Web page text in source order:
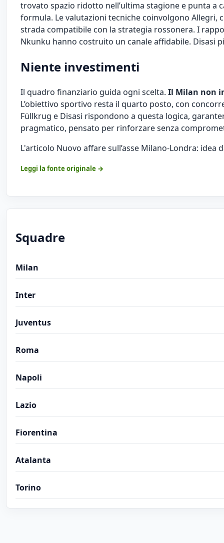
trovato spazio ridotto nell’ultima stagione e punta a
formula. Le valutazioni tecniche coinvolgono
strada compatibile con la strategia rossonera. I
Nkunku hanno costruito un canale affidabile. Disasi
Niente investimenti
Il quadro finanziario guida ogni scelta. Il Milan non
L’obiettivo sportivo resta il quarto posto, con
Füllkrug e Disasi rispondono a questa logica,
pragmatico, pensato per rinforzare senza
L'articolo Nuovo affare sull’asse Milano-Londra: idea
Leggi la fonte originale →
Squadre
Milan
Inter
Juventus
Roma
Napoli
Lazio
Fiorentina
Atalanta
Torino